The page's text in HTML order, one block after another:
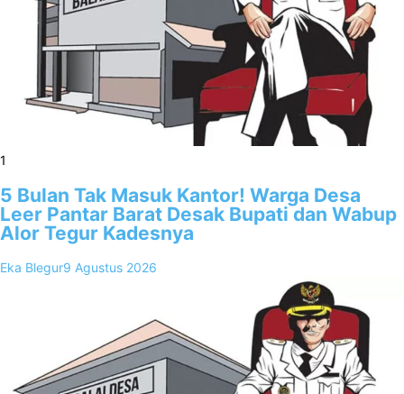
1
5 Bulan Tak Masuk Kantor! Warga Desa
Leer Pantar Barat Desak Bupati dan Wabup
Alor Tegur Kadesnya
Eka Blegur9 Agustus 2026